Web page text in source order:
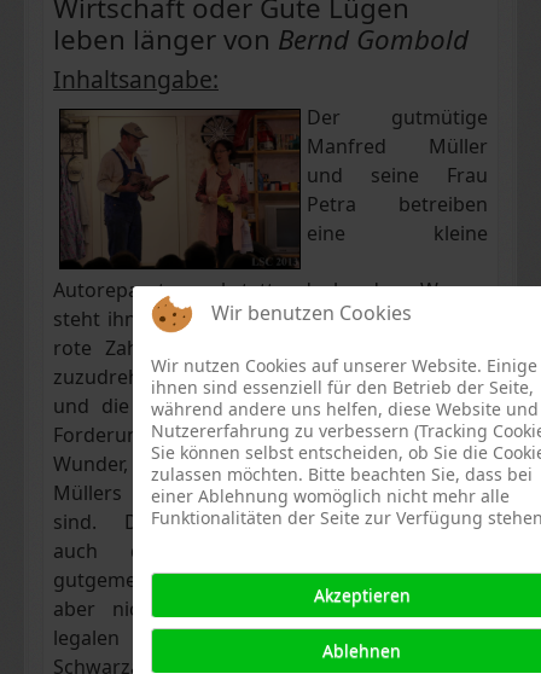
leben länger von Bernd Gombold
Inhaltsangabe:
Der gutmütige
Manfred Müller
und seine Frau
Petra betreiben
eine kleine
Autoreparaturwerkstatt, doch das Wasser
steht ihnen bis zum Hals! Der Betrieb schreibt
rote Zahlen, die Bank droht den Geldhahn
zuzudrehen, die Behörden verlangen Auflagen
und die Gemeinde kündigt an, ausstehende
Forderungen zwangsweise einzutreiben.Kein
Wunder, dass die
Müllers verzweifelt
sind. Da helfen
auch die zwar
gutgemeinten,
aber nicht immer
legalen Tipps ihres polnischen
Schwarzarbeiters Kasimir nichts, der mit der
Wir benutzen Cookies
Wir nutzen Cookies auf unserer Website. Einige
ihnen sind essenziell für den Betrieb der Seite,
während andere uns helfen, diese Website
Nutzererfahrung zu verbessern (Tracking
Sie können selbst entscheiden, ob Sie die
zulassen möchten. Bitte beachten Sie, dass bei
einer Ablehnung womöglich nicht mehr alle
Funktionalitäten der Seite zur Verfügung
Akzeptieren
Ablehnen